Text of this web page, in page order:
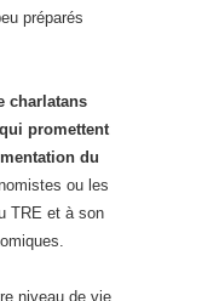
préparés
charlatans
promettent
du
ou les
TRE et à son
niveau de vie